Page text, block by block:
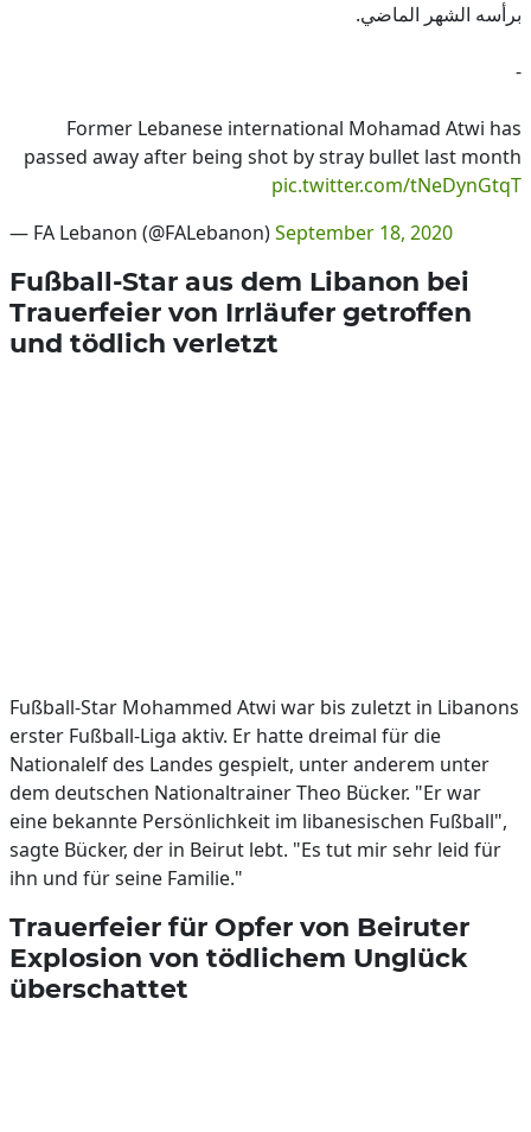
برأسه الشهر الماضي.
-
Former Lebanese international Mohamad Atwi has
passed away after being shot by stray bullet last month
pic.twitter.com/tNeDynGtqT
— FA Lebanon (@FALebanon)September 18, 2020
Fußball-Star aus dem Libanon bei
Trauerfeier von Irrläufer getroffen
und tödlich verletzt
Fußball-Star Mohammed Atwi war bis zuletzt in Libanons
erster Fußball-Liga aktiv. Er hatte dreimal für die
Nationalelf des Landes gespielt, unter anderem unter
dem deutschen Nationaltrainer Theo Bücker. "Er war
eine bekannte Persönlichkeit im libanesischen Fußball",
sagte Bücker, der in Beirut lebt. "Es tut mir sehr leid für
ihn und für seine Familie."
Trauerfeier für Opfer von Beiruter
Explosion von tödlichem Unglück
überschattet